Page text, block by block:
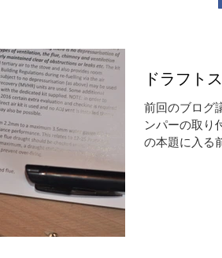
ドラフト
前回のブログ
ンパーの取り
の本題に入る